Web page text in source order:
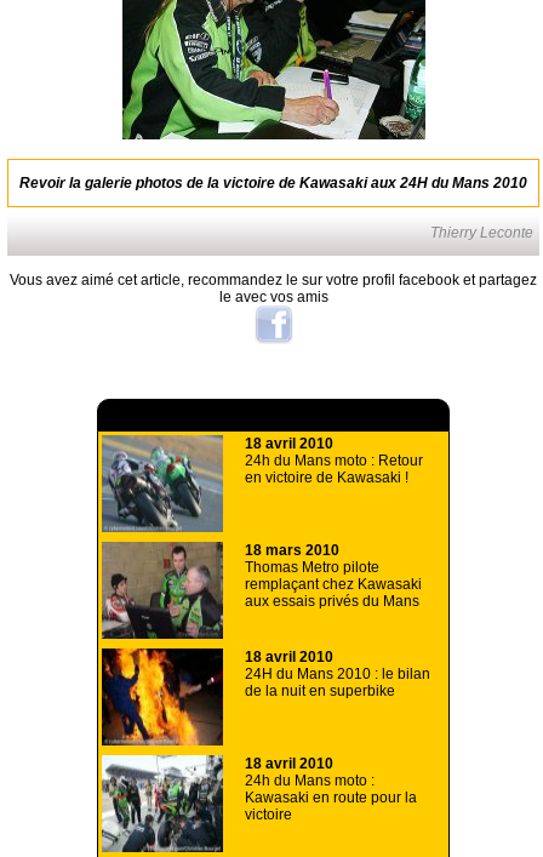
Revoir la galerie photos de la victoire de Kawasaki aux 24H du Mans 2010
Thierry Leconte
Vous avez aimé cet article, recommandez le sur votre profil facebook et partagez
le avec vos amis
18 avril 2010
24h du Mans moto : Retour
en victoire de Kawasaki !
18 mars 2010
Thomas Metro pilote
remplaçant chez Kawasaki
aux essais privés du Mans
18 avril 2010
24H du Mans 2010 : le bilan
de la nuit en superbike
18 avril 2010
24h du Mans moto :
Kawasaki en route pour la
victoire